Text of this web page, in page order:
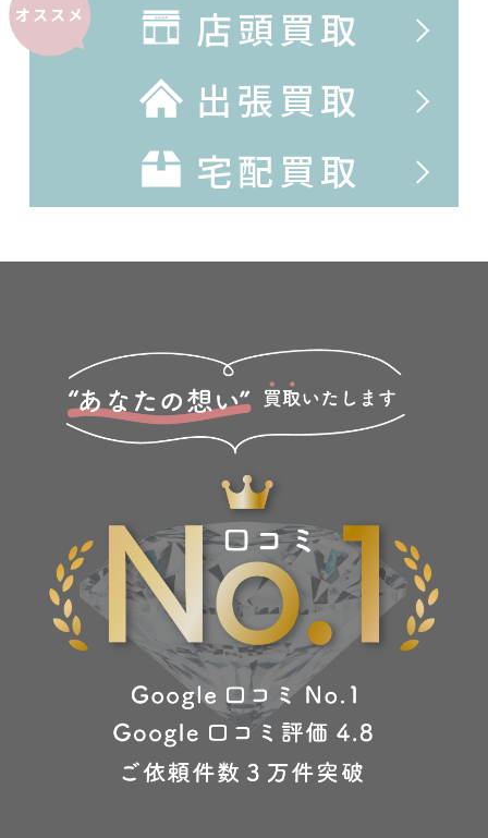
オススメ
店頭買取
出張買取
宅配買取